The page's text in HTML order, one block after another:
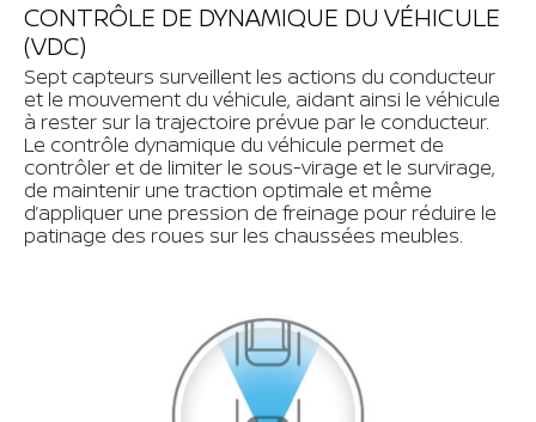
CONTRÔLE DE DYNAMIQUE DU VÉHICULE
(VDC)
Sept capteurs surveillent les actions du conducteur
et le mouvement du véhicule, aidant ainsi le véhicule
à rester sur la trajectoire prévue par le conducteur.
Le contrôle dynamique du véhicule permet de
contrôler et de limiter le sous-virage et le survirage,
de maintenir une traction optimale et même
d’appliquer une pression de freinage pour réduire le
patinage des roues sur les chaussées meubles.